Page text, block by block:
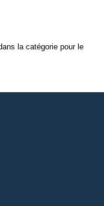
la catégorie pour le